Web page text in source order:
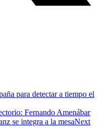
para detectar a tiempo el
Fernando Amenábar
se integra a la mesaNext